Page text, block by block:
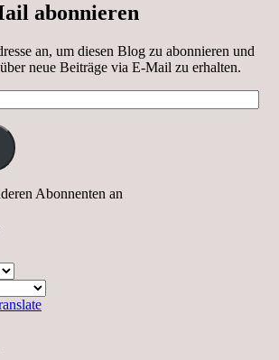
abonnieren
an, um diesen Blog zu abonnieren und
neue Beiträge via E-Mail zu erhalten.
Abonnenten an